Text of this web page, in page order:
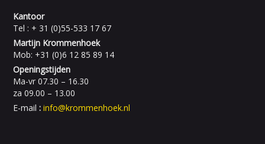
Kantoor
Tel : + 31 (0)55-533 17 67
Martijn Krommenhoek
Mob: +31 (0)6 12 85 89 14
Openingstijden
Ma-vr 07.30 – 16.30
za 09.00 – 13.00
E-mail :info@krommenhoek.nl